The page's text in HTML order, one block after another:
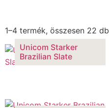
1–4 termék, összesen 22 db
Unicom Starker
Brazilian Slate